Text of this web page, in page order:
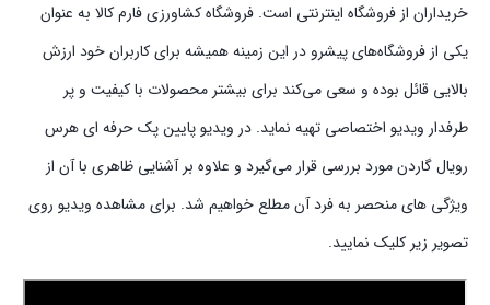
خریداران از فروشگاه اینترنتی است. فروشگاه کشاورزی فارم کالا به عنوان
یکی از فروشگاه‌های پیشرو در این زمینه همیشه برای کاربران خود ارزش
بالایی قائل بوده و سعی می‌کند برای بیشتر محصولات با کیفیت و پر
طرفدار ویدیو اختصاصی تهیه نماید. در ویدیو پایین پک حرفه ای هرس
رویال گاردن مورد بررسی قرار می‌گیرد و علاوه بر آشنایی ظاهری با آن از
ویژگی های منحصر به فرد آن مطلع خواهیم شد. برای مشاهده ویدیو روی
تصویر زیر کلیک نمایید.